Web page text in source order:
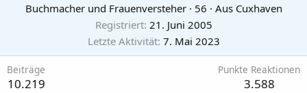
Buchmacher und Frauenversteher · 56 · Aus Cuxhaven
Registriert 21. Juni 2005
Letzte Aktivität 7. Mai 2023
Beiträge
10.219
Punkte Reaktionen
3.588